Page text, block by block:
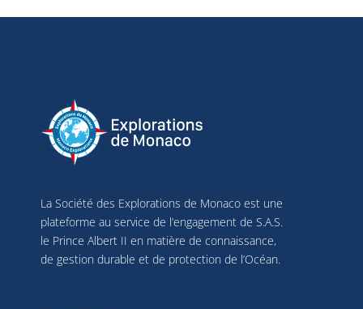
La Société des Explorations de Monaco est une
plateforme au service de l’engagement de S.A.S.
le Prince Albert II en matière de connaissance,
de gestion durable et de protection de l’Océan.